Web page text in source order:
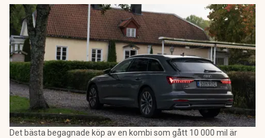
Det bästa begagnade köp av en kombi som gått 10 000 mil är